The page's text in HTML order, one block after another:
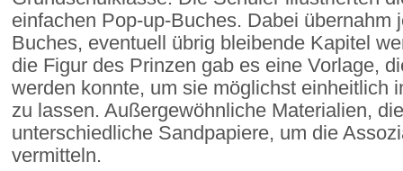
einfachen Pop-up-Buches. Dabei übernahm
Buches, eventuell übrig bleibende Kapitel
die Figur des Prinzen gab es eine Vorlage,
werden konnte, um sie möglichst einheitlich
zu lassen. Außergewöhnliche Materialien,
unterschiedliche Sandpapiere, um die
vermitteln.